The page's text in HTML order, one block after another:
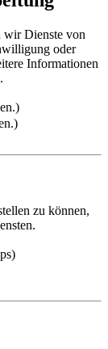
wir Dienste von
oder
Informationen
.
zu können,